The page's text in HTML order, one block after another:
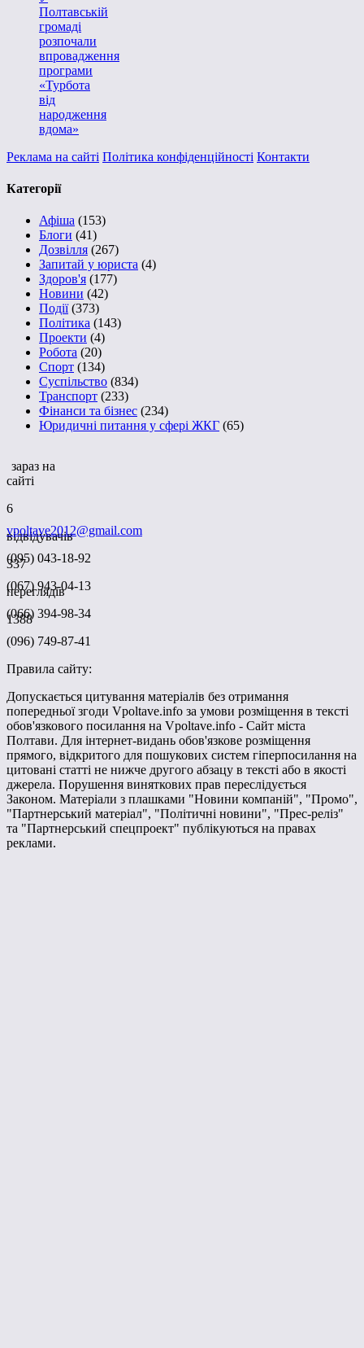
Полтавській
громаді
розпочали
впровадження
програми
«Турбота
від
народження
вдома»
Реклама на сайті Політика конфіденційності Контакти
Категорії
Афіша (153)
Блоги (41)
Дозвілля (267)
Запитай у юриста (4)
Здоров'я (177)
Новини (42)
Події(373)
Політика (143)
Проекти (4)
Робота (20)
Спорт (134)
Суспільство (834)
Транспорт (233)
Фінанси та бізнес (234)
Юридичні питання у сфері ЖКГ (65)
зараз на
сайті
6
відвідувачів
337
переглядів
1388
vpoltave2012@gmail.com
(095) 043-18-92
(067) 943-04-13
(066) 394-98-34
(096) 749-87-41
Правила сайту:
Допускається цитування матеріалів без отримання
попередньої згоди Vpoltave.info за умови розміщення в тексті
обов'язкового посилання на Vpoltave.info - Сайт міста
Полтави. Для інтернет-видань обов'язкове розміщення
прямого, відкритого для пошукових систем гіперпосилання на
цитовані статті не нижче другого абзацу в тексті або в якості
джерела. Порушення виняткових прав переслідується
Законом. Матеріали з плашками "Новини компаній", "Промо",
"Партнерський матеріал", "Політичні новини", "Прес-реліз"
та "Партнерський спецпроект" публікуються на правах
реклами.